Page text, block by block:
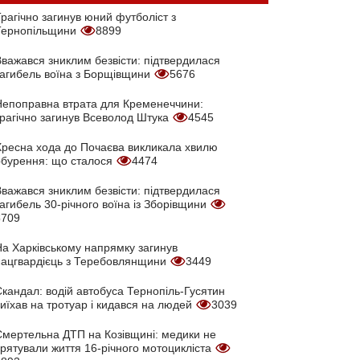
загинув юний футболіст з
8899
зниклим безвісти: підтвердилася
воїна з Борщівщини
5676
втрата для Кременеччини:
загинув Всеволод Штука
4545
хода до Почаєва викликала хвилю
що сталося
4474
зниклим безвісти: підтвердилася
30-річного воїна із Зборівщини
Харківському напрямку загинув
з Теребовлянщини
3449
водій автобуса Тернопіль-Гусятин
на тротуар і кидався на людей
3039
ДТП на Козівщині: медики не
життя 16-річного мотоцикліста